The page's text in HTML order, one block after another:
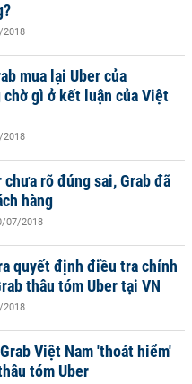
2018
mua lại Uber của
chờ gì ở kết luận của Việt
2018
rõ đúng sai, Grab đã
hàng
07/2018
quyết định điều tra chính
thâu tóm Uber tại VN
2018
Việt Nam 'thoát hiểm'
tóm Uber